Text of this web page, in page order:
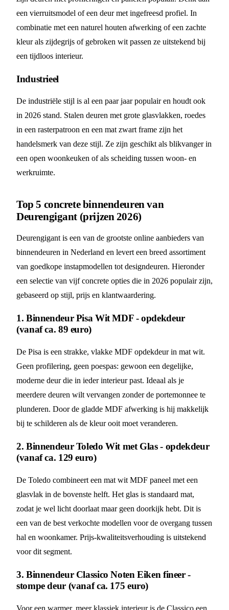
een vierruitsmodel of een deur met ingefreesd profiel. In
combinatie met een naturel houten afwerking of een zachte
kleur als zijdegrijs of gebroken wit passen ze uitstekend bij
een tijdloos interieur.
Industrieel
De industriële stijl is al een paar jaar populair en houdt ook
in 2026 stand. Stalen deuren met grote glasvlakken, roedes
in een rasterpatroon en een mat zwart frame zijn het
handelsmerk van deze stijl. Ze zijn geschikt als blikvanger in
een open woonkeuken of als scheiding tussen woon- en
werkruimte.
Top 5 concrete binnendeuren van
Deurengigant (prijzen 2026)
Deurengigant is een van de grootste online aanbieders van
binnendeuren in Nederland en levert een breed assortiment
van goedkope instapmodellen tot designdeuren. Hieronder
een selectie van vijf concrete opties die in 2026 populair zijn,
gebaseerd op stijl, prijs en klantwaardering.
1. Binnendeur Pisa Wit MDF - opdekdeur
(vanaf ca. 89 euro)
De Pisa is een strakke, vlakke MDF opdekdeur in mat wit.
Geen profilering, geen poespas: gewoon een degelijke,
moderne deur die in ieder interieur past. Ideaal als je
meerdere deuren wilt vervangen zonder de portemonnee te
plunderen. Door de gladde MDF afwerking is hij makkelijk
bij te schilderen als de kleur ooit moet veranderen.
2. Binnendeur Toledo Wit met Glas - opdekdeur
(vanaf ca. 129 euro)
De Toledo combineert een mat wit MDF paneel met een
glasvlak in de bovenste helft. Het glas is standaard mat,
zodat je wel licht doorlaat maar geen doorkijk hebt. Dit is
een van de best verkochte modellen voor de overgang tussen
hal en woonkamer. Prijs-kwaliteitsverhouding is uitstekend
voor dit segment.
3. Binnendeur Classico Noten Eiken fineer -
stompe deur (vanaf ca. 175 euro)
Voor een warmer, meer klassiek interieur is de Classico een